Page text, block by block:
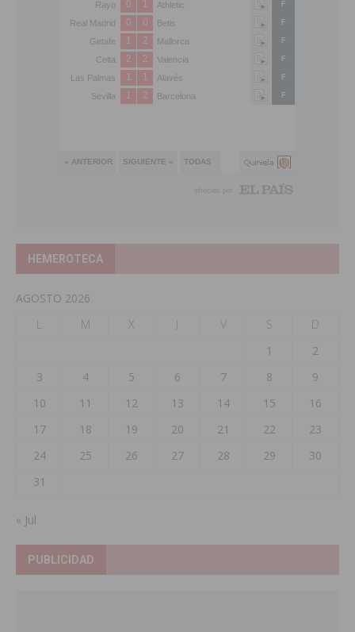
HEMEROTECA
AGOSTO 2026
L
M X J V S
D
1
2
3
4 5 6 7 8
9
10
11 12 13 14 15
16
17
18 19 20 21 22
23
24
25 26 27 28 29
30
31
« Jul
PUBLICIDAD